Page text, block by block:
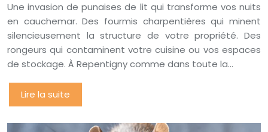
Une invasion de punaises de lit qui transforme vos nuits
en cauchemar. Des fourmis charpentières qui minent
silencieusement la structure de votre propriété. Des
rongeurs qui contaminent votre cuisine ou vos espaces
de stockage. À Repentigny comme dans toute la…
Lire la suite